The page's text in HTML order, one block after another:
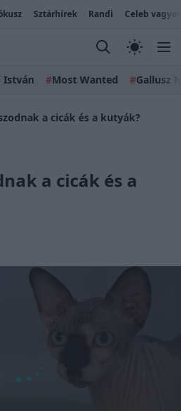
Sztárhírek Randi Celeb
István #Most Wanted #Gallusz
a cicák és a kutyák?
a cicák és a